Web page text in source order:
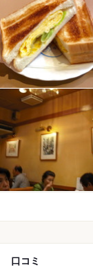
口コミ